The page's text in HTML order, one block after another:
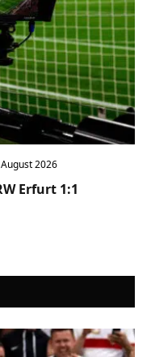
2026
Erfurt 1:1